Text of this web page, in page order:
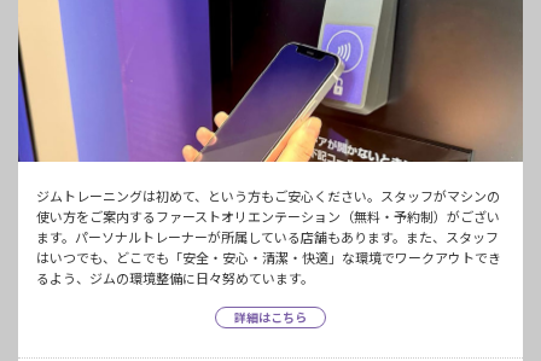
ジムトレーニングは初めて、という方もご安心ください。スタッフがマシンの
使い方をご案内するファーストオリエンテーション（無料・予約制）がござい
ます。パーソナルトレーナーが所属している店舗もあります。また、スタッフ
はいつでも、どこでも「安全・安心・清潔・快適」な環境でワークアウトでき
るよう、ジムの環境整備に日々努めています。
詳細はこちら